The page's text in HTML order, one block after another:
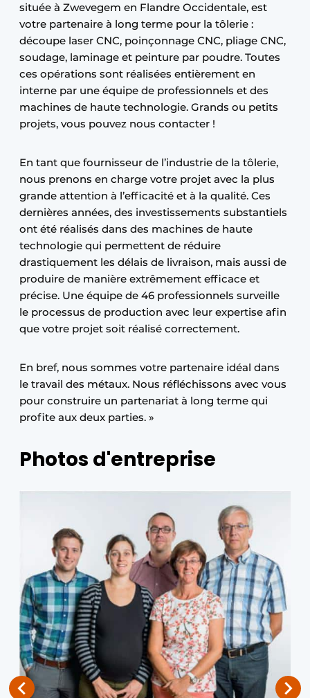
située à Zwevegem en Flandre Occidentale, est
votre partenaire à long terme pour la tôlerie :
découpe laser CNC, poinçonnage CNC, pliage CNC,
soudage, laminage et peinture par poudre. Toutes
ces opérations sont réalisées entièrement en
interne par une équipe de professionnels et des
machines de haute technologie. Grands ou petits
projets, vous pouvez nous contacter !
En tant que fournisseur de l’industrie de la tôlerie,
nous prenons en charge votre projet avec la plus
grande attention à l’efficacité et à la qualité. Ces
dernières années, des investissements substantiels
ont été réalisés dans des machines de haute
technologie qui permettent de réduire
drastiquement les délais de livraison, mais aussi de
produire de manière extrêmement efficace et
précise. Une équipe de 46 professionnels surveille
le processus de production avec leur expertise afin
que votre projet soit réalisé correctement.
En bref, nous sommes votre partenaire idéal dans
le travail des métaux. Nous réfléchissons avec vous
pour construire un partenariat à long terme qui
profite aux deux parties. »
Photos d'entreprise